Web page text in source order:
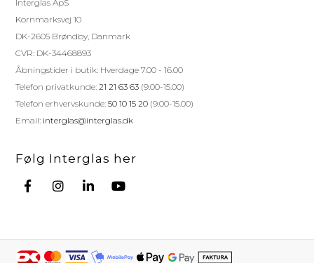
Interglas ApS
Kornmarksvej 10
DK-2605 Brøndby, Danmark
CVR: DK-34468893
Åbningstider i butik: Hverdage 7.00 - 16.00
Telefon privatkunde:21 21 63 63 (9.00-15.00)
Telefon erhvervskunde:50 10 15 20 (9.00-15.00)
Email: interglas@interglas.dk
Følg Interglas her